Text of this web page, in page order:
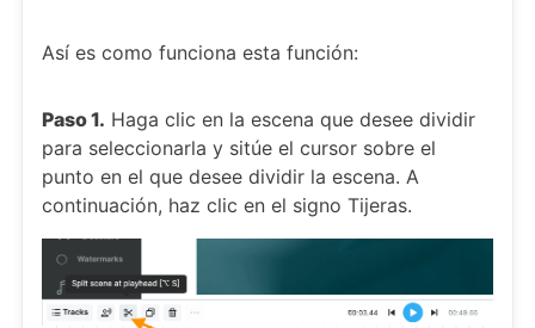
Así es como funciona esta función:
Paso 1. Haga clic en la escena que desee dividir
para seleccionarla y sitúe el cursor sobre el
punto en el que desee dividir la escena. A
continuación, haz clic en el signo Tijeras.